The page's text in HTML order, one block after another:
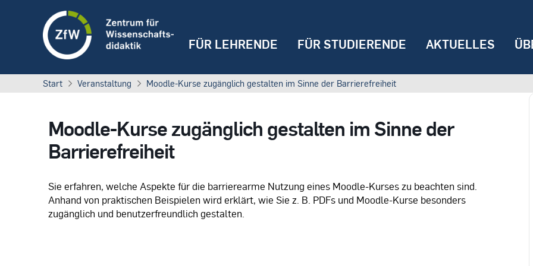
FÜR LEHRENDE FÜR STUDIERENDE AKTUELLES
Start Veranstaltung Moodle-Kurse zugänglich gestalten im Sinne der Barrierefreiheit
Moodle-Kurse zugänglich gestalten im Sinne der
Barrierefreiheit
Sie erfahren, welche Aspekte für die barrierearme Nutzung eines Moodle-Kurses zu beachten sind.
Anhand von praktischen Beispielen wird erklärt, wie Sie z. B. PDFs und Moodle-Kurse besonders
zugänglich und benutzerfreundlich gestalten.